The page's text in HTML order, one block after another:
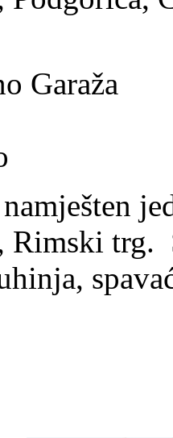
Garaža
Rimski trg.